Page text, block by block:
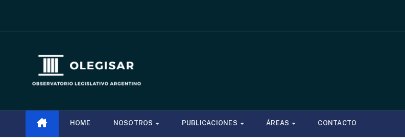
HOME NOSOTROS PUBLICACIONES ÁREAS CONTACTO